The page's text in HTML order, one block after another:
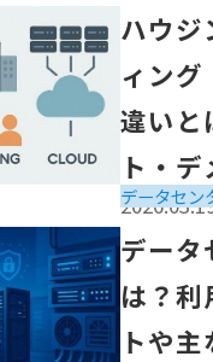
スティング・クラウ
ハウジ
ィング
違いと
ト・
せて解
データセン
とは？利用するメリ
データ
は？利
トや